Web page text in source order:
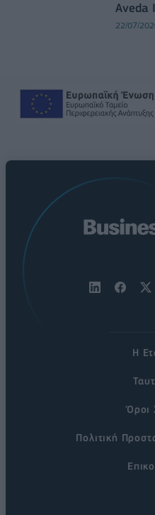
Aveda
22/07/
Η
Όροι
Πολιτική